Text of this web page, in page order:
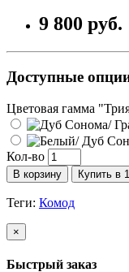
9 800 руб.
Доступные
Цветовая гамма
Кол-во
В корзину Купить в
Теги: Комод
×
Быстрый заказ